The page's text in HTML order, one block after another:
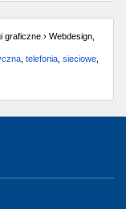
graficzne › Webdesign,
telefonia sieciowe